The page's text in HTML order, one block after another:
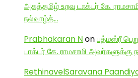
அகத்தமிழ் உறவு டாக்டர் கே.
நல்வாழ்த்…
Prabhakaran Nonபத்மஸ்ரீ
டாக்டர் கே. ராமசாமி அவர்களுக்கு
RethinavelSaravana